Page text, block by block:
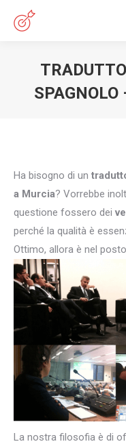
SPAGNOLO
Ha bisogno di un
a Murcia? Vorrebbe
questione fossero dei
perché la qualità è
Ottimo, allora è nel
La nostra filosofia è di